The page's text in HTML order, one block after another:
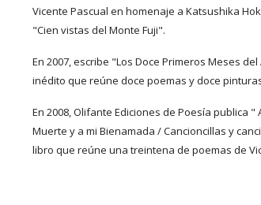
Vicente Pascual en homenaje a Katsushika
"Cien vistas del Monte Fuji".
En 2007, escribe "Los Doce Primeros Meses
inédito que reúne doce poemas y doce
En 2008, Olifante Ediciones de Poesía publica "
Muerte y a mi Bienamada / Cancioncillas y
libro que reúne una treintena de poemas de